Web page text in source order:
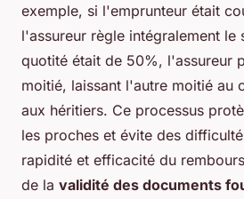
exemple, si l'emprunteur était
l'assureur règle intégralement le
quotité était de 50%, l'assureur
moitié, laissant l'autre moitié au
aux héritiers. Ce processus
les proches et évite des
rapidité et efficacité du
de la validité des documents